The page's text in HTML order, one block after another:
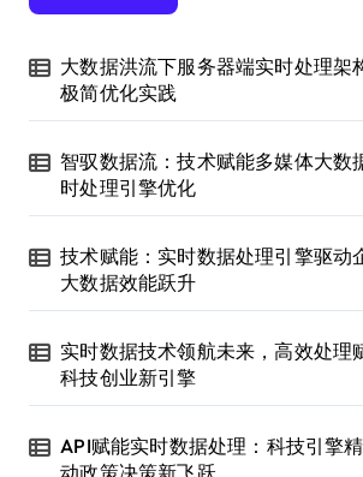
大数据洪流下服务器端实时处理架
极简优化实践
智驭数据流：技术赋能多媒体大数
时处理引擎优化
技术赋能：实时数据处理引擎驱动
大数据效能跃升
实时数据技术领航未来，高效处理
科技创业新引擎
API赋能实时数据处理：科技引擎